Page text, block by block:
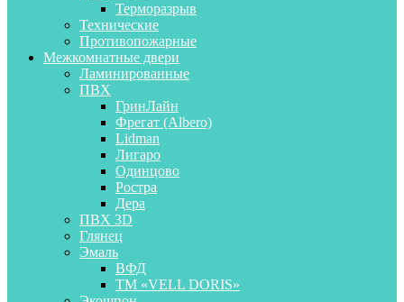
Терморазрыв
Технические
Противопожарные
Межкомнатные двери
Ламинированные
ПВХ
ГринЛайн
Фрегат (Albero)
Lidman
Лигаро
Одинцово
Ростра
Дера
ПВХ 3D
Глянец
Эмаль
ВФД
ТМ «VELL DORIS»